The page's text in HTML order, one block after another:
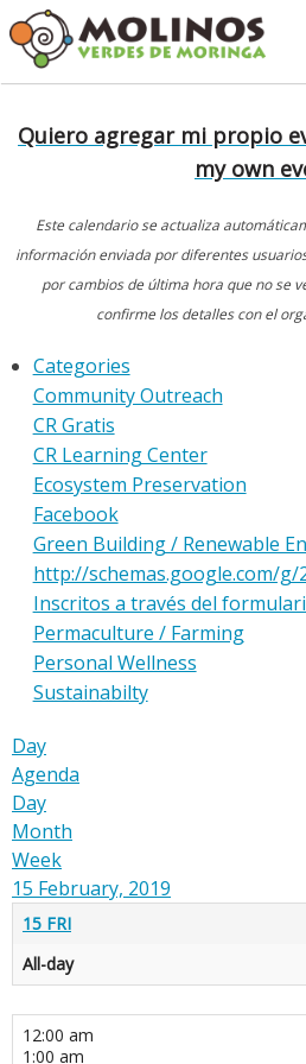
Skip
to
content
Quiero agregar mi propio
my own
Este calendario se actualiza
información enviada por diferentes
por cambios de última hora que no se
confirme los detalles con el
Categories
Community Outreach
CR Gratis
CR Learning Center
Ecosystem Preservation
Facebook
Green Building / Renewable
http://schemas.google.com/g/
Inscritos a través del
Permaculture / Farming
Personal Wellness
Sustainabilty
Day
Agenda
Day
Month
Week
15 February, 2019
15 FRI
All-day
12:00 am
1:00 am